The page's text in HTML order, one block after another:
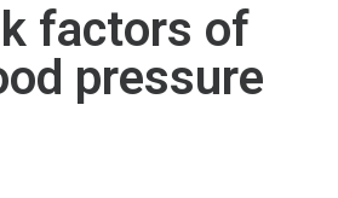
factors of
pressure